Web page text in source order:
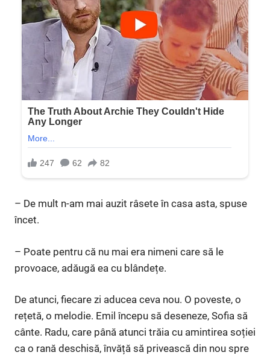
– De mult n-am mai auzit râsete în casa asta, spuse
încet.
– Poate pentru că nu mai era nimeni care să le
provoace, adăugă ea cu blândețe.
De atunci, fiecare zi aducea ceva nou. O poveste, o
rețetă, o melodie. Emil începu să deseneze, Sofia să
cânte. Radu, care până atunci trăia cu amintirea soției
ca o rană deschisă, învăță să privească din nou spre